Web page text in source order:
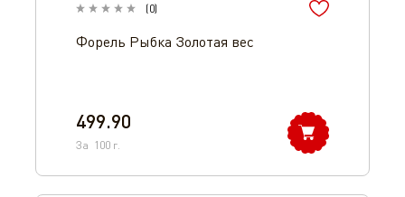
(0)
Форель Рыбка Золотая вес
499.90
За 100 г.